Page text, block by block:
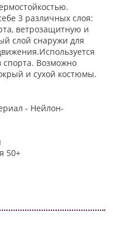
3 различных слоя:
ветрозащитную и
слой снаружи для
Возможно
и сухой костюмы.
- Нейлон-
50+